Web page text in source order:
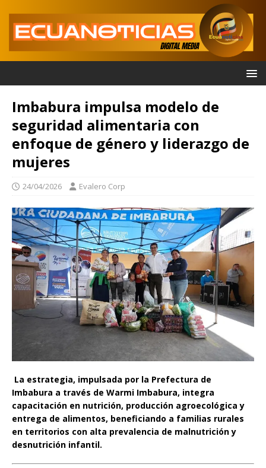
Imbabura impulsa modelo de
seguridad alimentaria con
enfoque de género y liderazgo de
mujeres
24/04/2026 Evalero Corp
La estrategia, impulsada por la Prefectura de
Imbabura a través de Warmi Imbabura, integra
capacitación en nutrición, producción agroecológica y
entrega de alimentos, beneficiando a familias rurales
en territorios con alta prevalencia de malnutrición y
desnutrición infantil.